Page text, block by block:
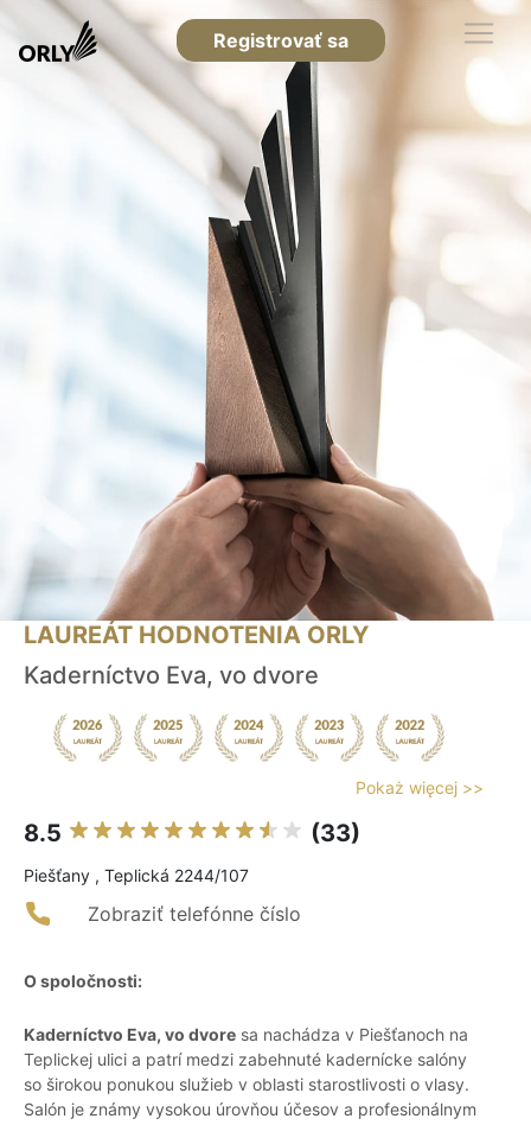
Registrovať sa
LAUREÁT HODNOTENIA ORLY
Kaderníctvo Eva, vo dvore
Pokaż więcej >>
8.5 (33)
Piešťany , Teplická 2244/107
Zobraziť telefónne číslo
O spoločnosti:
Kaderníctvo Eva, vo dvore sa nachádza v Piešťanoch na
Teplickej ulici a patrí medzi zabehnuté kadernícke salóny
so širokou ponukou služieb v oblasti starostlivosti o vlasy.
Salón je známy vysokou úrovňou účesov a profesionálnym